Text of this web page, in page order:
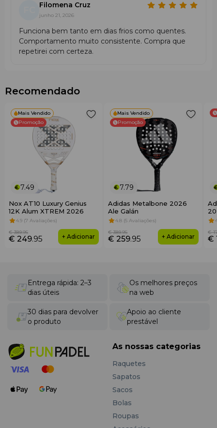
Filomena Cruz
junho 21, 2026
Funciona bem tanto em dias frios como quentes.
Comportamento muito consistente. Compra que
repetirei com certeza.
Recomendado
Mais Vendido
Promoção
7.49
Nox AT10 Luxury Genius
12K Alum XTREM 2026
4.9 (7 Avaliações)
€ 249.95
€ 389.95
+ Adicionar
Mais Vendido
Promoção
7.79
Adidas Metalbone 2026
Ale Galán
4.8 (5 Avaliações)
€ 259.95
€ 389.95
+ Adicionar €
€
Entrega rápida: 2–3
dias úteis
Os melhores preços
na web
30 dias para devolver
o produto
Apoio ao cliente
prestável
As nossas categorias
Raquetes
Sapatos
Sacos
Bolas
Roupas